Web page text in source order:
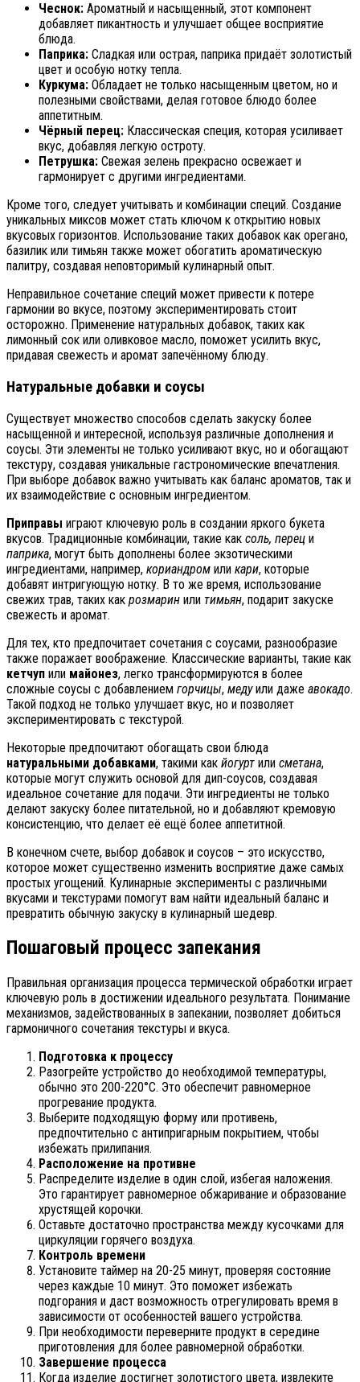
Чеснок: Ароматный и насыщенный, этот компонент
добавляет пикантность и улучшает общее восприятие
блюда.
Паприка: Сладкая или острая, паприка придаёт золотистый
цвет и особую нотку тепла.
Куркума: Обладает не только насыщенным цветом, но и
полезными свойствами, делая готовое блюдо более
аппетитным.
Чёрный перец: Классическая специя, которая усиливает
вкус, добавляя легкую остроту.
Петрушка: Свежая зелень прекрасно освежает и
гармонирует с другими ингредиентами.
Кроме того, следует учитывать и комбинации специй. Создание
уникальных миксов может стать ключом к открытию новых
вкусовых горизонтов. Использование таких добавок как орегано,
базилик или тимьян также может обогатить ароматическую
палитру, создавая неповторимый кулинарный опыт.
Неправильное сочетание специй может привести к потере
гармонии во вкусе, поэтому экспериментировать стоит
осторожно. Применение натуральных добавок, таких как
лимонный сок или оливковое масло, поможет усилить вкус,
придавая свежесть и аромат запечённому блюду.
Натуральные добавки и соусы
Существует множество способов сделать закуску более
насыщенной и интересной, используя различные дополнения и
соусы. Эти элементы не только усиливают вкус, но и обогащают
текстуру, создавая уникальные гастрономические впечатления.
При выборе добавок важно учитывать как баланс ароматов, так и
их взаимодействие с основным ингредиентом.
Приправы играют ключевую роль в создании яркого букета
вкусов. Традиционные комбинации, такие как соль, перец и
паприка, могут быть дополнены более экзотическими
ингредиентами, например, кориандром или кари, которые
добавят интригующую нотку. В то же время, использование
свежих трав, таких как розмарин или тимьян, подарит закуске
свежесть и аромат.
Для тех, кто предпочитает сочетания с соусами, разнообразие
также поражает воображение. Классические варианты, такие как
кетчуп или майонез, легко трансформируются в более
сложные соусы с добавлением горчицы, медуили даже авокадо.
Такой подход не только улучшает вкус, но и позволяет
экспериментировать с текстурой.
Некоторые предпочитают обогащать свои блюда
натуральными добавками, такими как йогурт или сметана,
которые могут служить основой для дип-соусов, создавая
идеальное сочетание для подачи. Эти ингредиенты не только
делают закуску более питательной, но и добавляют кремовую
консистенцию, что делает её ещё более аппетитной.
В конечном счете, выбор добавок и соусов – это искусство,
которое может существенно изменить восприятие даже самых
простых угощений. Кулинарные эксперименты с различными
вкусами и текстурами помогут вам найти идеальный баланс и
превратить обычную закуску в кулинарный шедевр.
Пошаговый процесс запекания
Правильная организация процесса термической обработки играет
ключевую роль в достижении идеального результата. Понимание
механизмов, задействованных в запекании, позволяет добиться
гармоничного сочетания текстуры и вкуса.
Подготовка к процессу
Разогрейте устройство до необходимой температуры,
обычно это 200-220°C. Это обеспечит равномерное
прогревание продукта.
Выберите подходящую форму или противень,
предпочтительно с антипригарным покрытием, чтобы
избежать прилипания.
Расположение на противне
Распределите изделие в один слой, избегая наложения.
Это гарантирует равномерное обжаривание и образование
хрустящей корочки.
Оставьте достаточно пространства между кусочками для
циркуляции горячего воздуха.
Контроль времени
Установите таймер на 20-25 минут, проверяя состояние
через каждые 10 минут. Это поможет избежать
подгорания и даст возможность отрегулировать время в
зависимости от особенностей вашего устройства.
При необходимости переверните продукт в середине
приготовления для более равномерной обработки.
Завершение процесса
Когда изделие достигнет золотистого цвета, извлеките